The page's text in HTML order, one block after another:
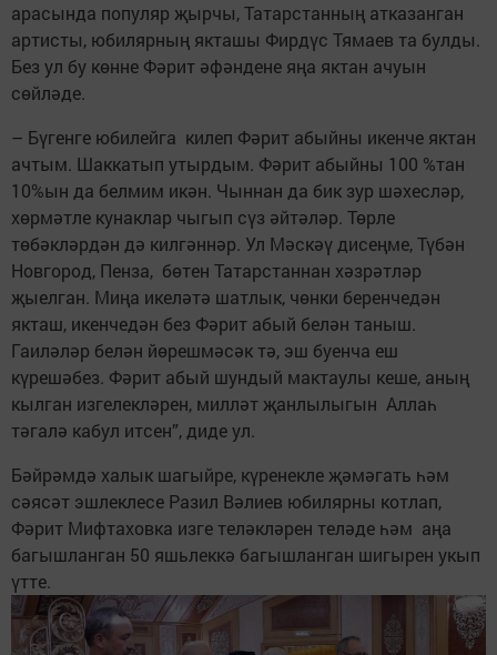
арасында популяр җырчы, Татарстанның атказанган
артисты, юбилярның якташы Фирдүс Тямаев та булды.
Без ул бу көнне Фәрит әфәндене яңа яктан ачуын
сөйләде.
– Бүгенге юбилейга килеп Фәрит абыйны икенче яктан
ачтым. Шаккатып утырдым. Фәрит абыйны 100 %тан
10%ын да белмим икән. Чыннан да бик зур шәхесләр,
хөрмәтле кунаклар чыгып сүз әйтәләр. Төрле
төбәкләрдән дә килгәннәр. Ул Мәскәү дисеңме, Түбән
Новгород, Пенза, бөтен Татарстаннан хәзрәтләр
җыелган. Миңа икеләтә шатлык, чөнки беренчедән
якташ, икенчедән без Фәрит абый белән таныш.
Гаиләләр белән йөрешмәсәк тә, эш буенча еш
күрешәбез. Фәрит абый шундый мактаулы кеше, аның
кылган изгелекләрен, милләт җанлылыгын Аллаһ
тәгалә кабул итсен”, диде ул.
Бәйрәмдә халык шагыйре, күренекле җәмәгать һәм
сәясәт эшлеклесе Разил Вәлиев юбилярны котлап,
Фәрит Мифтаховка изге теләкләрен теләде һәм аңа
багышланган 50 яшьлеккә багышланган шигырен укып
үтте.